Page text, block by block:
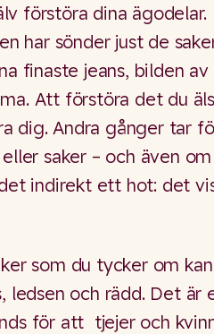
förstöra dina ägodelar.
har sönder just de
finaste jeans, bilden av
Att förstöra det du
dig. Andra gånger tar
saker – och även
indirekt ett hot: det
som du tycker om
ledsen och rädd. Det är
för att tjejer och